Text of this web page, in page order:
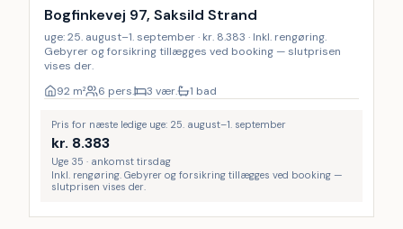
Bogfinkevej 97, Saksild Strand
uge: 25. august–1. september · kr. 8.383 · Inkl. rengøring.
Gebyrer og forsikring tillægges ved booking — slutprisen
vises der.
92 m² 6 pers. 3 vær. 1 bad
Pris for næste ledige uge: 25. august–1. september
kr. 8.383
Uge 35 · ankomst tirsdag
Inkl. rengøring. Gebyrer og forsikring tillægges ved booking —
slutprisen vises der.